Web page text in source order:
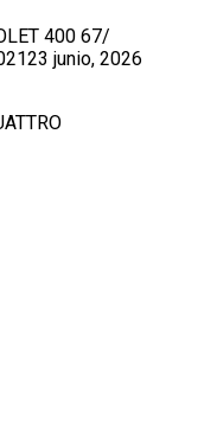
400 67/
23 junio, 2026